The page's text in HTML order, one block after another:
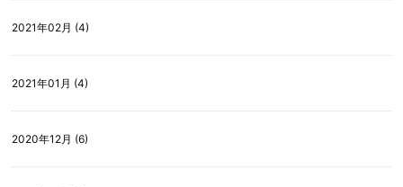
2021年02月 (4)
2021年01月 (4)
2020年12月 (6)